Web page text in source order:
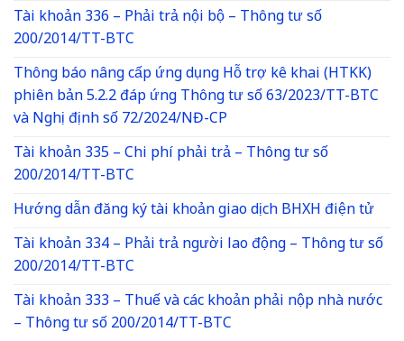
Tài khoản 336 – Phải trả nội bộ – Thông tư số
200/2014/TT-BTC
Thông báo nâng cấp ứng dụng Hỗ trợ kê khai (HTKK)
phiên bản 5.2.2 đáp ứng Thông tư số 63/2023/TT-BTC
và Nghị định số 72/2024/NĐ-CP
Tài khoản 335 – Chi phí phải trả – Thông tư số
200/2014/TT-BTC
Hướng dẫn đăng ký tài khoản giao dịch BHXH điện tử
Tài khoản 334 – Phải trả người lao động – Thông tư số
200/2014/TT-BTC
Tài khoản 333 – Thuế và các khoản phải nộp nhà nước
– Thông tư số 200/2014/TT-BTC